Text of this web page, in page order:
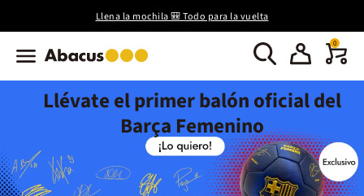
Llena la mochila 🎒 Todo para la vuelta
0
Llévate el primer balón oficial del
Barça Femenino